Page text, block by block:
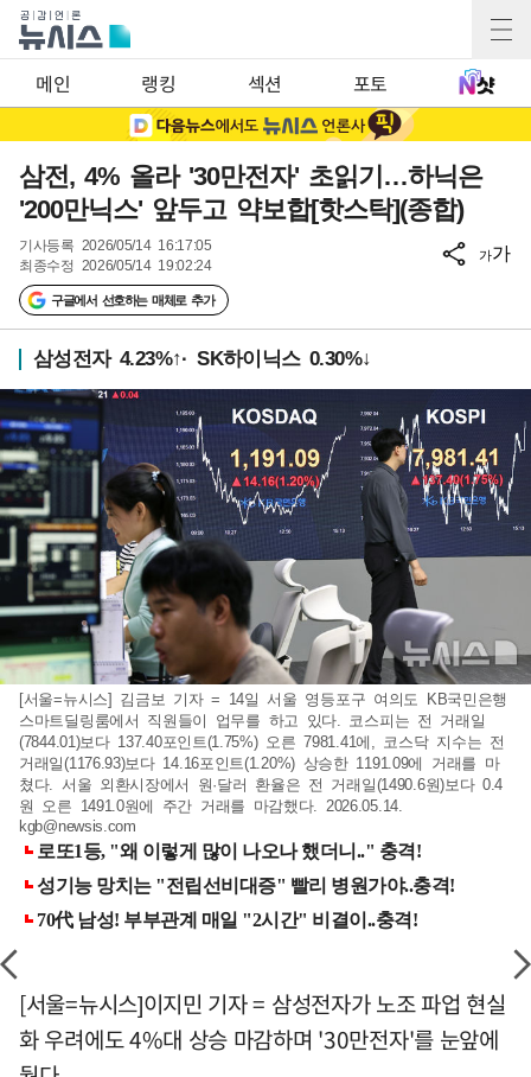
메인 랭킹 섹션 포토
삼전, 4% 올라 '30만전자' 초읽기…하닉은
'200만닉스' 앞두고 약보합[핫스탁](종합)
기사등록 2026/05/14 16:17:05
최종수정 2026/05/14 19:02:24
구글에서 선호하는 매체로 추가
가가
삼성전자 4.23%↑· SK하이닉스 0.30%↓
[서울=뉴시스] 김금보 기자 = 14일 서울 영등포구 여의도 KB국민은행
스마트딜링룸에서 직원들이 업무를 하고 있다. 코스피는 전 거래일
(7844.01)보다 137.40포인트(1.75%) 오른 7981.41에, 코스닥 지수는 전
거래일(1176.93)보다 14.16포인트(1.20%) 상승한 1191.09에 거래를 마
쳤다. 서울 외환시장에서 원·달러 환율은 전 거래일(1490.6원)보다 0.4
원 오른 1491.0원에 주간 거래를 마감했다. 2026.05.14.
kgb@newsis.com
[서울=뉴시스]이지민 기자 = 삼성전자가 노조 파업 현실
화 우려에도 4%대 상승 마감하며 '30만전자'를 눈앞에